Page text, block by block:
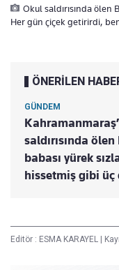
Okul saldırısında ölen
Her gün çiçek getirirdi,
ÖNERİLEN
GÜNDEM
saldırısında ölen
babası yürek
hissetmiş gibi üç
Editör : ESMA KARAYEL